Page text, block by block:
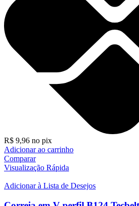
R$ 9,96 no pix
Adicionar ao carrinho
Comparar
Visualização Rápida
Adicionar à Lista de Desejos